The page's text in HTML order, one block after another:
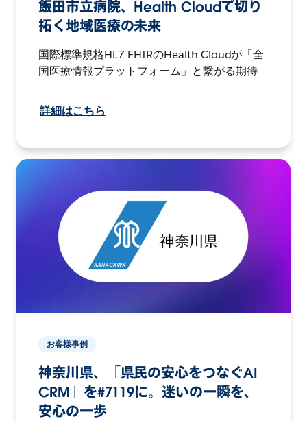
飯田市立病院、Health Cloudで切り
拓く地域医療の未来
国際標準規格HL7 FHIRのHealth Cloudが「全
国医療情報プラットフォーム」と繋がる期待
詳細はこちら
お客様事例
神奈川県、「県民の安心をつなぐAI
CRM」を#7119に。迷いの一瞬を、
安心の一歩